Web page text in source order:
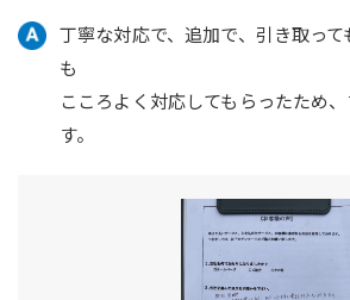
丁寧な対応で、追加で、引き取っ
も
こころよく対応してもらったため
す。